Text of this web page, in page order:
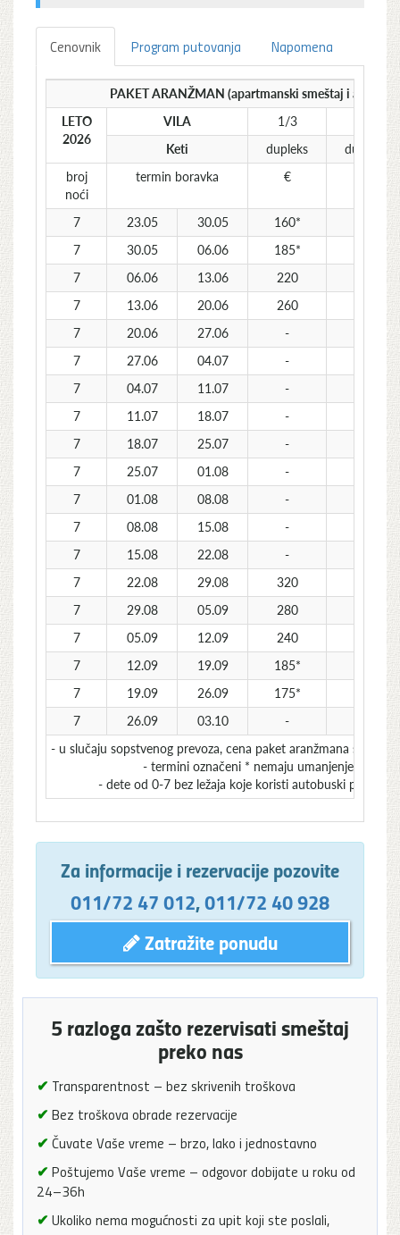
Cenovnik Program putovanja Napomena
PAKET ARANŽMAN (apartmanski smeštaj i
LETO
2026
VILA 1/3
Keti
dupleks
dupleks
broj
noći
termin boravka €
7 23.05 30.05 160*
7
30.05 06.06 185*
7
06.06 13.06 220
7
13.06 20.06 260
7
20.06 27.06 -
7
27.06 04.07 -
7
04.07 11.07 -
7
11.07 18.07 -
7
18.07 25.07 -
7
25.07 01.08 -
7
01.08 08.08 -
7
08.08 15.08 -
7
15.08 22.08 -
7
22.08 29.08 320
7
29.08 05.09 280
7
05.09 12.09 240
7
12.09 19.09 185*
7
19.09 26.09 175*
7
26.09 03.10 -
- u slučaju sopstvenog prevoza, cena paket aranžmana se
- termini označeni * nemaju umanjenje za
- dete od 0-7 bez ležaja koje koristi autobuski prevoz
Za informacije i rezervacije pozovite
011/72 47 012,011/72 40 928
Zatražite ponudu
5 razloga zašto rezervisati smeštaj
preko nas
✔ Transparentnost – bez skrivenih troškova
✔ Bez troškova obrade rezervacije
✔ Čuvate Vaše vreme – brzo, lako i jednostavno
✔ Poštujemo Vaše vreme – odgovor dobijate u roku od
24–36h
✔ Ukoliko nema mogućnosti za upit koji ste poslali,